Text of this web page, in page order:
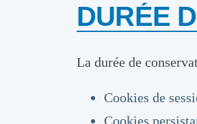
DURÉE
La durée de
Cookies de
Cookies